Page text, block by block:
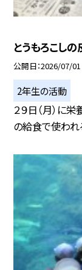
とうもろこしの
公開日 2026/07/01
2年生の活動
２９日（月）に
の給食で使われ